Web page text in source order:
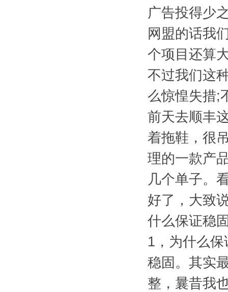
广告投得少
网盟的话我
个项目还算
不过我们这
么惊惶失措;
前天去顺丰
着拖鞋，很
理的一款产
几个单子。
好了，大致
什么保证稳
1，为什么
稳固。其实
整，曩昔我